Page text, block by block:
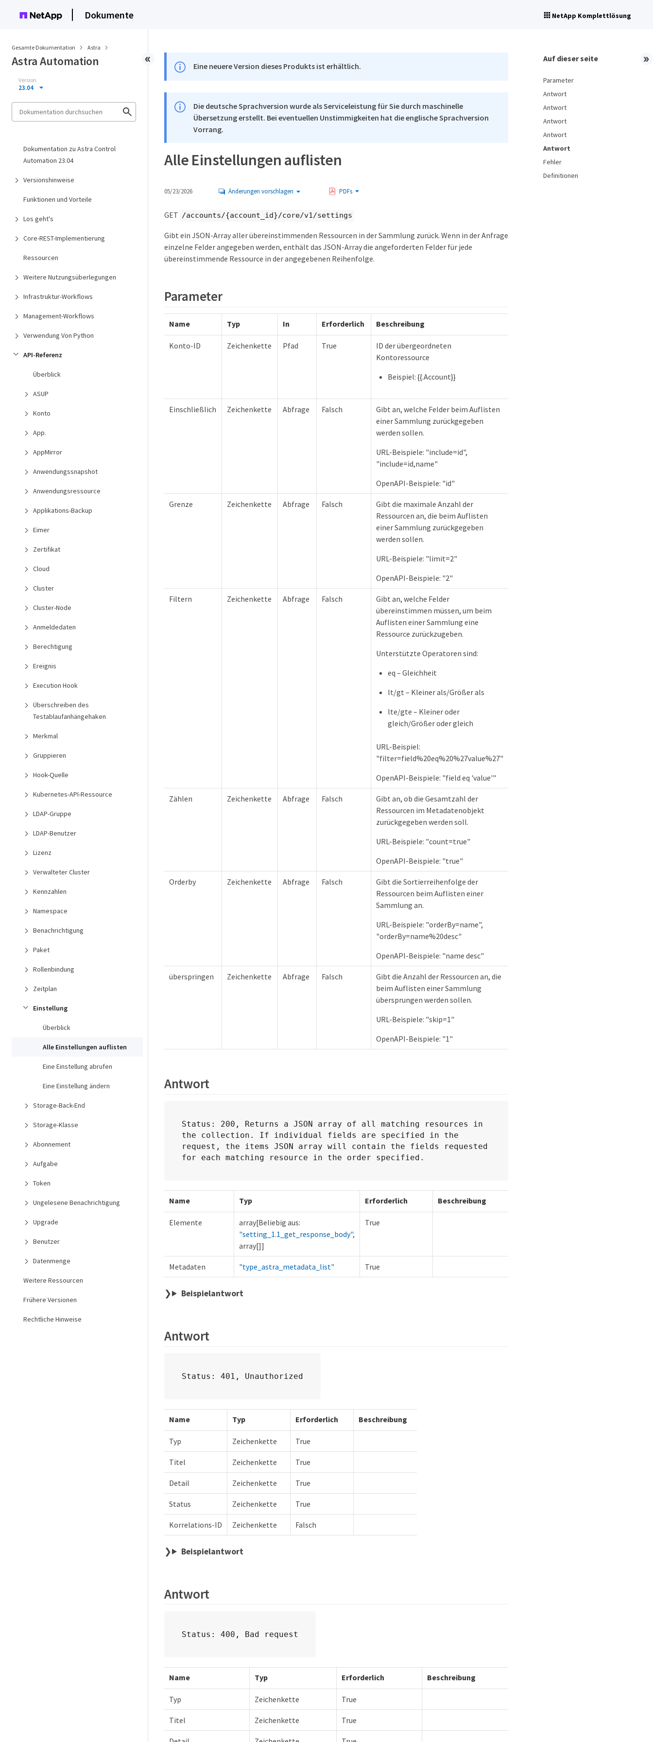
Dokumente NetApp Komplettlösung
Gesamte Dokumentation Astra
Astra Automation
Version
23.04
Dokumentation zu Astra Control
Automation 23.04
Versionshinweise
Funktionen und Vorteile
Los geht's
Core-REST-Implementierung
Ressourcen
Weitere Nutzungsüberlegungen
Infrastruktur-Workflows
Management-Workflows
Verwendung Von Python
API-Referenz
Überblick
ASUP
Konto
App.
AppMirror
Anwendungssnapshot
Anwendungsressource
Applikations-Backup
Eimer
Zertifikat
Cloud
Cluster
Cluster-Node
Anmeldedaten
Berechtigung
Ereignis
Execution Hook
Überschreiben des
Testablaufanhängehaken
Merkmal
Gruppieren
Hook-Quelle
Kubernetes-API-Ressource
LDAP-Gruppe
LDAP-Benutzer
Lizenz
Verwalteter Cluster
Kennzahlen
Namespace
Benachrichtigung
Paket
Rollenbindung
Zeitplan
Einstellung
Überblick
Alle Einstellungen auflisten
Eine Einstellung abrufen
Eine Einstellung ändern
Storage-Back-End
Storage-Klasse
Abonnement
Aufgabe
Token
Ungelesene Benachrichtigung
Upgrade
Benutzer
Datenmenge
Weitere Ressourcen
Frühere Versionen
Rechtliche Hinweise
Eine neuere Version dieses Produkts ist erhältlich.
Die deutsche Sprachversion wurde als Serviceleistung für Sie durch maschinelle
Übersetzung erstellt. Bei eventuellen Unstimmigkeiten hat die englische Sprachversion
Vorrang.
Alle Einstellungen auflisten
05/23/2026 Änderungen vorschlagen PDFs
GET /accounts/{account_id}/core/v1/settings
Gibt ein JSON-Array aller übereinstimmenden Ressourcen in der Sammlung zurück. Wenn in der Anfrage
einzelne Felder angegeben werden, enthält das JSON-Array die angeforderten Felder für jede
übereinstimmende Ressource in der angegebenen Reihenfolge.
Parameter
Name Typ In Erforderlich Beschreibung
Konto-ID Zeichenkette Pfad True
ID der übergeordneten
Kontoressource
Beispiel: {{.Account}}
Einschließlich Zeichenkette Abfrage Falsch
Gibt an, welche Felder beim Auflisten
einer Sammlung zurückgegeben
werden sollen.
URL-Beispiele: "include=id",
"include=id,name"
OpenAPI-Beispiele: "id"
Grenze Zeichenkette Abfrage Falsch
Gibt die maximale Anzahl der
Ressourcen an, die beim Auflisten
einer Sammlung zurückgegeben
werden sollen.
URL-Beispiele: "limit=2"
OpenAPI-Beispiele: "2"
Filtern Zeichenkette Abfrage Falsch
Gibt an, welche Felder
übereinstimmen müssen, um beim
Auflisten einer Sammlung eine
Ressource zurückzugeben.
Unterstützte Operatoren sind:
eq – Gleichheit
lt/gt – Kleiner als/Größer als
lte/gte – Kleiner oder
gleich/Größer oder gleich
URL-Beispiel:
"filter=field%20eq%20%27value%27"
OpenAPI-Beispiele: "field eq 'value'"
Zählen Zeichenkette Abfrage Falsch
Gibt an, ob die Gesamtzahl der
Ressourcen im Metadatenobjekt
zurückgegeben werden soll.
URL-Beispiele: "count=true"
OpenAPI-Beispiele: "true"
Orderby Zeichenkette Abfrage Falsch
Gibt die Sortierreihenfolge der
Ressourcen beim Auflisten einer
Sammlung an.
URL-Beispiele: "orderBy=name",
"orderBy=name%20desc"
OpenAPI-Beispiele: "name desc"
überspringen Zeichenkette Abfrage Falsch
Gibt die Anzahl der Ressourcen an, die
beim Auflisten einer Sammlung
übersprungen werden sollen.
URL-Beispiele: "skip=1"
OpenAPI-Beispiele: "1"
Antwort
Status: 200, Returns a JSON array of all matching resources in
the collection. If individual fields are specified in the
request, the items JSON array will contain the fields requested
for each matching resource in the order specified.
Name Typ Erforderlich Beschreibung
Elemente
array[Beliebig aus:
"setting_1.1_get_response_body",
array[]]
True
Metadaten "type_astra_metadata_list" True
Beispielantwort
Antwort
Status: 401, Unauthorized
Name Typ Erforderlich Beschreibung
Typ Zeichenkette True
Titel Zeichenkette True
Detail Zeichenkette True
Status Zeichenkette True
Korrelations-ID Zeichenkette Falsch
Beispielantwort
Antwort
Status: 400, Bad request
Name Typ Erforderlich Beschreibung
Typ Zeichenkette True
Titel Zeichenkette True
Auf dieser seite
Parameter
Antwort
Antwort
Antwort
Antwort
Antwort
Fehler
Definitionen